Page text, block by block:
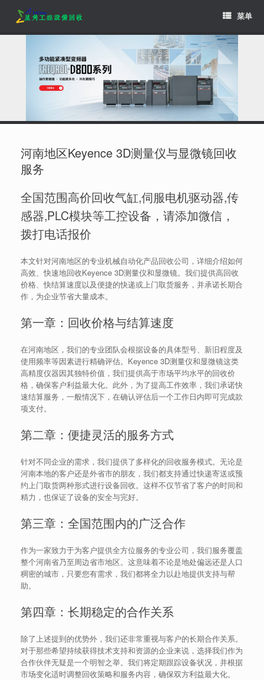
content
菜单
河南地区Keyence 3D测量仪与显微镜回收
服务
全国范围高价回收气缸,伺服电机驱动器,传
感器,PLC模块等工控设备，请添加微信，
拨打电话报价
本文针对河南地区的专业机械自动化产品回收公司，详细介绍如何
高效、快速地回收Keyence 3D测量仪和显微镜。我们提供高回收
价格、快结算速度以及便捷的快递或上门取货服务，并承诺长期合
作，为企业节省大量成本。
第一章：回收价格与结算速度
在河南地区，我们的专业团队会根据设备的具体型号、新旧程度及
使用频率等因素进行精确评估。Keyence 3D测量仪和显微镜这类
高精度仪器因其独特价值，我们提供高于市场平均水平的回收价
格，确保客户利益最大化。此外，为了提高工作效率，我们承诺快
速结算服务，一般情况下，在确认评估后一个工作日内即可完成款
项支付。
第二章：便捷灵活的服务方式
针对不同企业的需求，我们提供了多样化的回收服务模式。无论是
河南本地的客户还是外省市的朋友，我们都支持通过快递寄送或预
约上门取货两种形式进行设备回收。这样不仅节省了客户的时间和
精力，也保证了设备的安全与完好。
第三章：全国范围内的广泛合作
作为一家致力于为客户提供全方位服务的专业公司，我们服务覆盖
整个河南省乃至周边省市地区。这意味着不论是地处偏远还是人口
稠密的城市，只要您有需求，我们都将全力以赴地提供支持与帮
助。
第四章：长期稳定的合作关系
除了上述提到的优势外，我们还非常重视与客户的长期合作关系。
对于那些希望持续获得技术支持和资源的企业来说，选择我们作为
合作伙伴无疑是一个明智之举。我们将定期跟踪设备状况，并根据
市场变化适时调整回收策略和服务内容，确保双方利益最大化。